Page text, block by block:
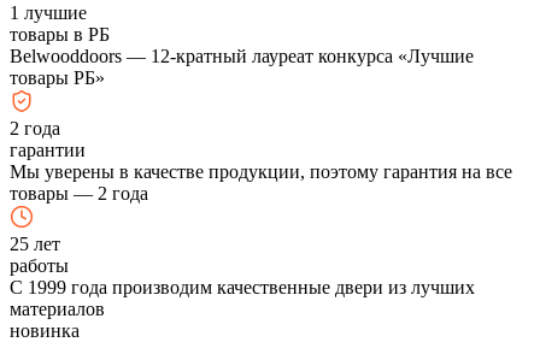
1 лучшие
товары в РБ
Belwooddoors — 12-кратный лауреат конкурса «Лучшие
товары РБ»
2 года
гарантии
Мы уверены в качестве продукции, поэтому гарантия на все
товары — 2 года
25 лет
работы
С 1999 года производим качественные двери из лучших
материалов
новинка